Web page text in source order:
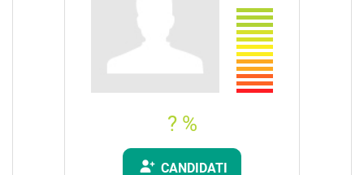
? %
CANDIDATI